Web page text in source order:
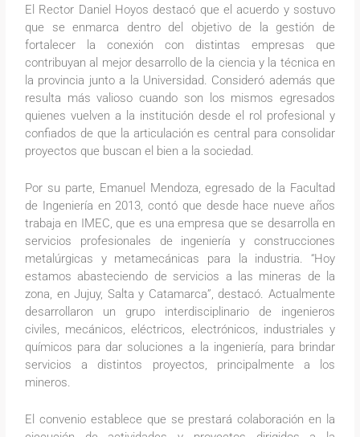
El Rector Daniel Hoyos destacó que el acuerdo y sostuvo
que se enmarca dentro del objetivo de la gestión de
fortalecer la conexión con distintas empresas que
contribuyan al mejor desarrollo de la ciencia y la técnica en
la provincia junto a la Universidad. Consideró además que
resulta más valioso cuando son los mismos egresados
quienes vuelven a la institución desde el rol profesional y
confiados de que la articulación es central para consolidar
proyectos que buscan el bien a la sociedad.
Por su parte, Emanuel Mendoza, egresado de la Facultad
de Ingeniería en 2013, contó que desde hace nueve años
trabaja en IMEC, que es una empresa que se desarrolla en
servicios profesionales de ingeniería y construcciones
metalúrgicas y metamecánicas para la industria. “Hoy
estamos abasteciendo de servicios a las mineras de la
zona, en Jujuy, Salta y Catamarca”, destacó. Actualmente
desarrollaron un grupo interdisciplinario de ingenieros
civiles, mecánicos, eléctricos, electrónicos, industriales y
químicos para dar soluciones a la ingeniería, para brindar
servicios a distintos proyectos, principalmente a los
mineros.
El convenio establece que se prestará colaboración en la